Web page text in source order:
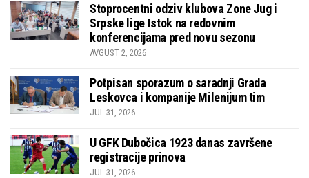
Stoprocentni odziv klubova Zone Jug i
Srpske lige Istok na redovnim
konferencijama pred novu sezonu
AVGUST 2, 2026
Potpisan sporazum o saradnji Grada
Leskovca i kompanije Milenijum tim
JUL 31, 2026
U GFK Dubočica 1923 danas završene
registracije prinova
JUL 31, 2026